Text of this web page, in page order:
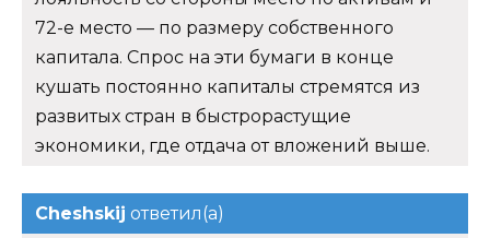
72-е место — по размеру собственного
капитала. Спрос на эти бумаги в конце
кушать постоянно капиталы стремятся из
развитых стран в быстрорастущие
экономики, где отдача от вложений выше.
Cheshskij ответил(а)